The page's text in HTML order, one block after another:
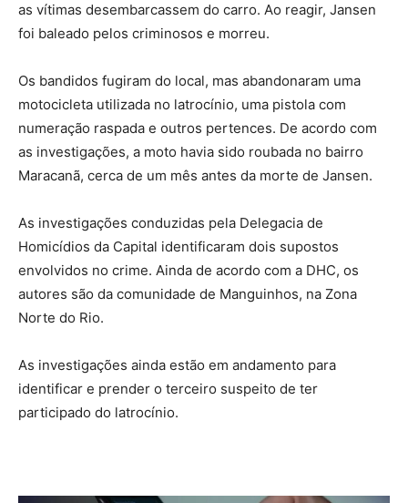
as vítimas desembarcassem do carro. Ao reagir, Jansen
foi baleado pelos criminosos e morreu.
Os bandidos fugiram do local, mas abandonaram uma
motocicleta utilizada no latrocínio, uma pistola com
numeração raspada e outros pertences. De acordo com
as investigações, a moto havia sido roubada no bairro
Maracanã, cerca de um mês antes da morte de Jansen.
As investigações conduzidas pela Delegacia de
Homicídios da Capital identificaram dois supostos
envolvidos no crime. Ainda de acordo com a DHC, os
autores são da comunidade de Manguinhos, na Zona
Norte do Rio.
As investigações ainda estão em andamento para
identificar e prender o terceiro suspeito de ter
participado do latrocínio.